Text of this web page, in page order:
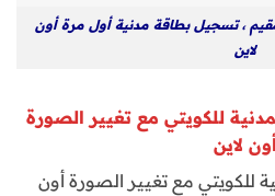
، تسجيل بطاقة مدنية أول مرة أون
لاين
للكويتي مع تغيير الصورة
أون لاين
للكويتي مع تغيير الصورة أون